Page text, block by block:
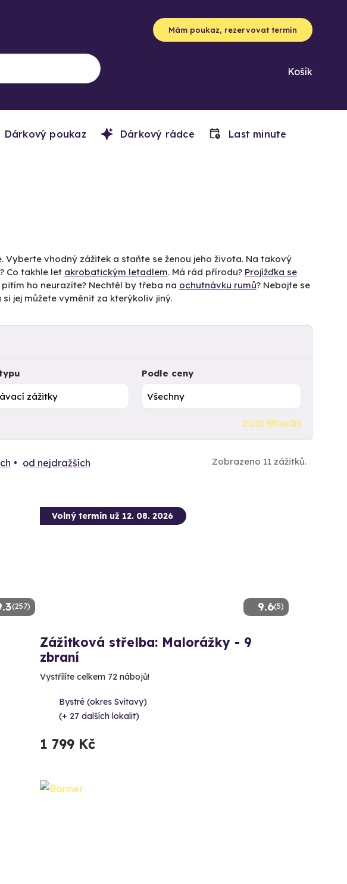
Mám poukaz, rezervovat termín
Košík
Dárkový poukaz Dárkový rádce Last minute
Vyberte vhodný zážitek a staňte se ženou jeho života. Na takový
Co takhle let akrobatickým letadlem. Má rád přírodu? Projížďka se
ho neurazíte? Nechtěl by třeba na ochutnávku rumů? Nebojte se
jej můžete vyměnit za kterýkoliv jiný.
Podle ceny
Zrušit filtrování
od nejdražších Zobrazeno 11 zážitků.
(257) 9.6(5)
Volný termín už 12. 08. 2026
Zážitková střelba: Malorážky - 9
zbraní
Vystřílíte celkem 72 nábojů!
Bystré (okres Svitavy)
(+ 27 dalších lokalit)
1 799 Kč